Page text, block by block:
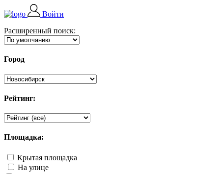
Войти
Расширенный поиск:
Город
Рейтинг:
Площадка:
Крытая площадка
На улице